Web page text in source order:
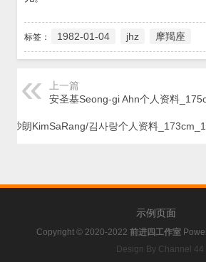
标签： 1982-01-04 jhz 摩羯座
上一篇
安圣基Seong-gi Ahn个人资料
金沙朗KimSaRang/김사랑个人资料
示例页面
Copyright © 2020-2022 前进四工作室
Design By Channel 44